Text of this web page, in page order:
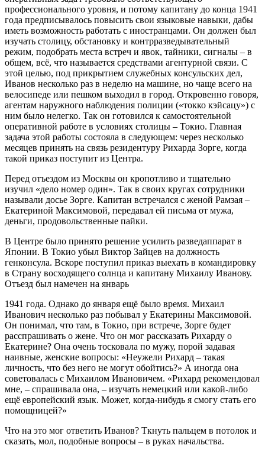
профессионального уровня, и потому капитану до конца 1941
года предписывалось повысить свои языковые навыки, дабы
иметь возможность работать с иностранцами. Он должен был
изучать столицу, обстановку и контрразведывательный
режим, подобрать места встреч и явок, тайники, сигналы – в
общем, всё, что называется средствами агентурной связи. С
этой целью, под прикрытием служебных консульских дел,
Иванов несколько раз в неделю на машине, но чаще всего на
велосипеде или пешком выходил в город. Откровенно говоря,
агентам наружного наблюдения полиции («токко кэйсацу») с
ним было нелегко. Так он готовился к самостоятельной
оперативной работе в условиях столицы – Токио. Главная
задача этой работы состояла в следующем: через несколько
месяцев принять на связь резидентуру Рихарда Зорге, когда
такой приказ поступит из Центра.
Перед отъездом из Москвы он кропотливо и тщательно
изучил «дело номер один». Так в своих кругах сотрудники
называли досье Зорге. Капитан встречался с женой Рамзая –
Екатериной Максимовой, передавал ей письма от мужа,
деньги, продовольственные пайки.
В Центре было принято решение усилить разведаппарат в
Японии. В Токио убыл Виктор Зайцев на должность
генконсула. Вскоре поступил приказ выехать в командировку
в Страну восходящего солнца и капитану Михаилу Иванову.
Отъезд был намечен на январь
1941 года. Однако до января ещё было время. Михаил
Иванович несколько раз побывал у Екатерины Максимовой.
Он понимал, что там, в Токио, при встрече, Зорге будет
расспрашивать о жене. Что он мог рассказать Рихарду о
Екатерине? Она очень тосковала по мужу, порой задавая
наивные, женские вопросы: «Неужели Рихард – такая
личность, что без него не могут обойтись?» А иногда она
советовалась с Михаилом Ивановичем. «Рихард рекомендовал
мне, – спрашивала она, – изучать немецкий или какой-либо
ещё европейский язык. Может, когда-нибудь я смогу стать его
помощницей?»
Что на это мог ответить Иванов? Ткнуть пальцем в потолок и
сказать, мол, подобные вопросы – в руках начальства.